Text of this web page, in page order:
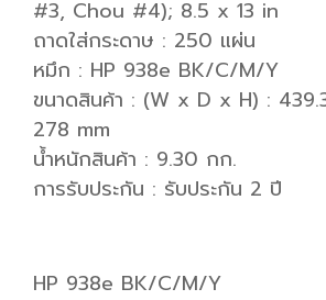
#3, Chou #4); 8.5 x 13 in
ถาดใส่กระดาษ : 250 แผ่น
หมึก : HP 938e BK/C/M/Y
ขนาดสินค้า : (W x D x H) :
278 mm
น้ำหนักสินค้า : 9.30 กก.
การรับประกัน : รับประกัน 2 ปี
HP 938e BK/C/M/Y